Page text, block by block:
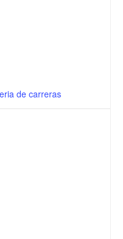
de carreras